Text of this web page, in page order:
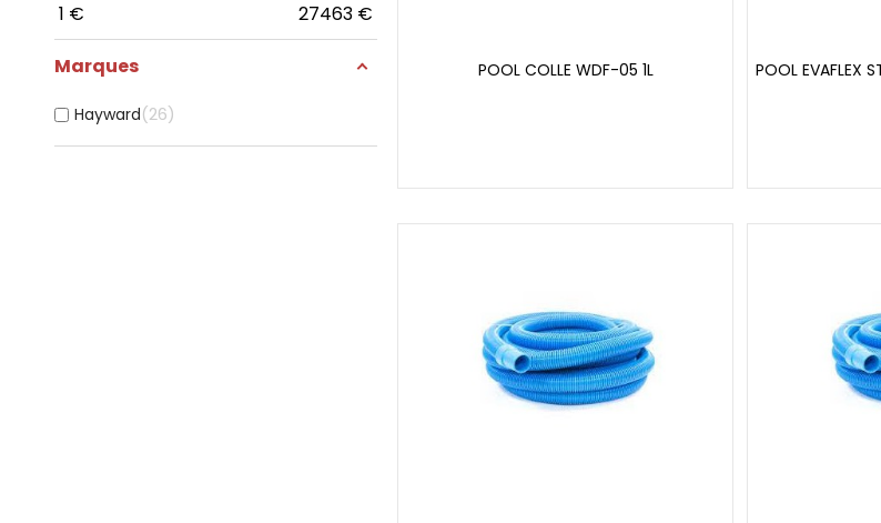
1 € 27463 €
Marques
Hayward 26
POOL COLLE WDF-05 1L POOL EVAFLEX